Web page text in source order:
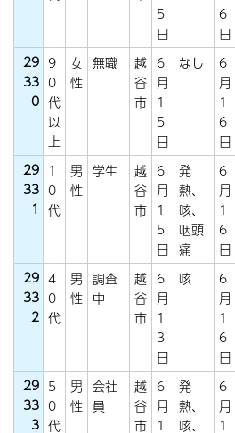
5
日
6
日
29
33
0
9
0
代
以
上
女
性
無職
越
谷
市
6
月
1
5
日
なし
6
月
1
6
日
29
33
1
1
0
代
男
性
学生
越
谷
市
6
月
1
5
日
発
熱、
咳、
咽頭
痛
6
月
1
6
日
29
33
2
4
0
代
男
性
調査
中
越
谷
市
6
月
1
3
日
咳
6
月
1
6
日
29
33
3
5
0
代
男
性
会社
員
越
谷
市
6
月
1
発
熱、
咳、
6
月
1